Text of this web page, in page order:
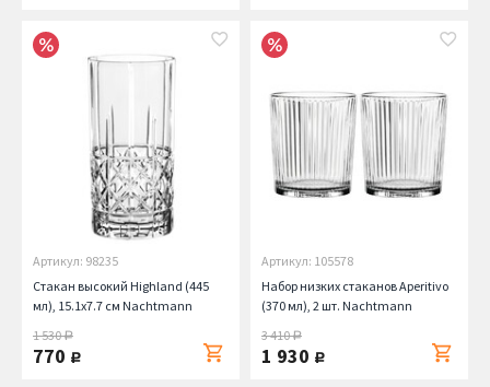
Артикул: 98235
Стакан высокий Highland (445
мл), 15.1х7.7 см Nachtmann
1 530руб.
770 руб.
Артикул: 105578
Набор низких стаканов Aperitivo
(370 мл), 2 шт. Nachtmann
3 410руб.
1 930 руб.